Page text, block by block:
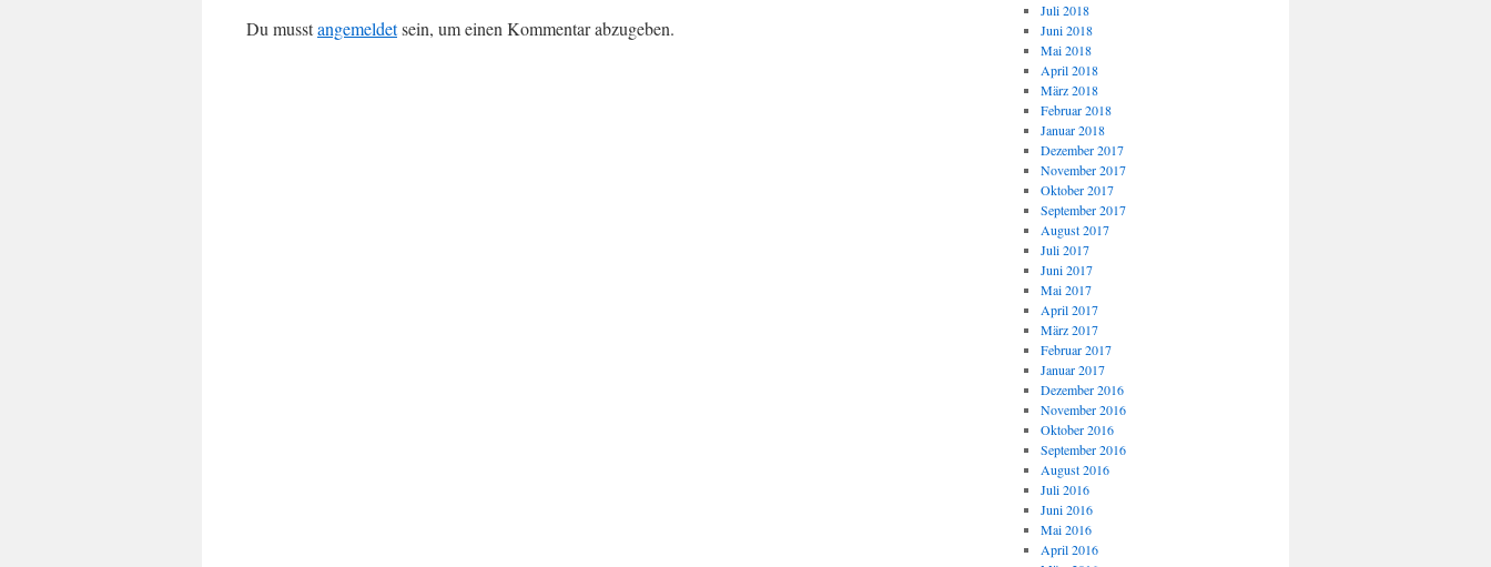
Du musstangemeldetsein, um einen Kommentar abzugeben.
Juli 2018
Juni 2018
Mai 2018
April 2018
März 2018
Februar 2018
Januar 2018
Dezember 2017
November 2017
Oktober 2017
September 2017
August 2017
Juli 2017
Juni 2017
Mai 2017
April 2017
März 2017
Februar 2017
Januar 2017
Dezember 2016
November 2016
Oktober 2016
September 2016
August 2016
Juli 2016
Juni 2016
Mai 2016
April 2016